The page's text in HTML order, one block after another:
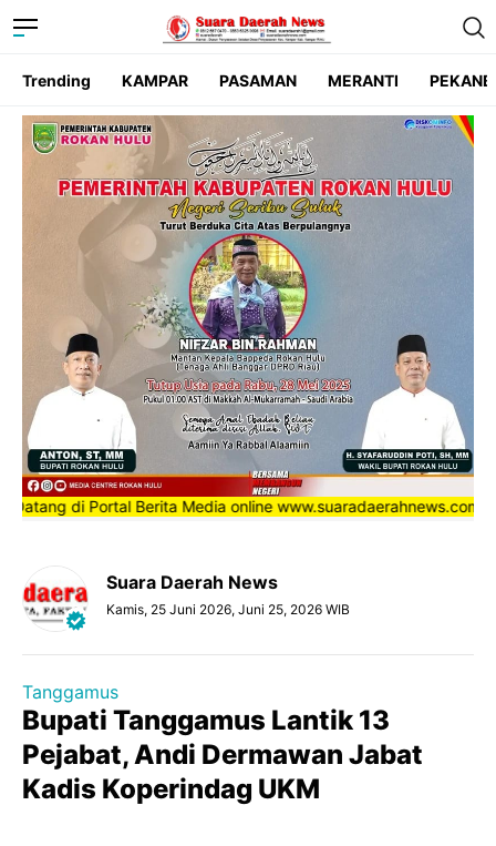
Trending KAMPAR PASAMAN MERANTI
di Portal Berita Media online www.suaradaerahnews.com,
Suara Daerah News
Kamis, 25 Juni 2026, Juni 25, 2026 WIB
Tanggamus
Bupati Tanggamus Lantik 13
Pejabat, Andi Dermawan Jabat
Kadis Koperindag UKM